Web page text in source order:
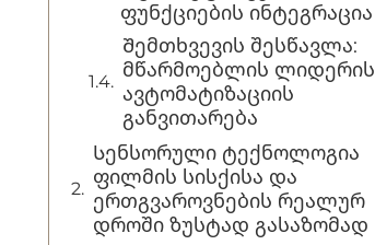
ფუნქციების ინტეგრაცია
Შემთხვევის შესწავლა:
მწარმოებლის ლიდერის
ავტომატიზაციის
განვითარება
Სენსორული ტექნოლოგია
ფილმის სისქისა და
ერთგვაროვნების რეალურ
დროში ზუსტად გასაზომად